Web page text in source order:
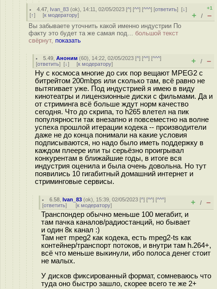
4.47 Ivan_83 (ok), 14:11, 02/05/2023 [^] [^^] [^^^] [ответить][↓]
[↑] [к модератору]
+1
+ / –
Вы забываете уточнить какой именно индустрии По
факту это будет та же самая под... большой текст
свёрнут, показать
5.49 ,Аноним (60), 14:22, 02/05/2023 [^] [^^] [^^^]
[ответить] [↓] [к модератору] + / –
Ну с космоса многие до сих пор вещают MPEG2 с
битрейтом 200mbps или сколько там, всё равно не
вытягивает уже. Под индустрией я имею в виду
кинотеатры и лицензионные диски с фильмами. Да и
от стриминга всё больше ждут норм качество
сегодня. Что до скрипа, то h265 влетел на пик
популярности так внезапно и повсеместно на волне
успеха прошлой итерации кодека -- производители
даже не до конца понимали на какие условия
подписываются, но надо было иметь поддержку в
каждом плеере или ты серьёзно проигрывал
конкурентам в ближайшие годы, в итоге вся
индустрия оценила и была очень довольна. Но тут
появились 10 гигабитный домашний интернет и
стриминговые сервисы.
6.58 ,Ivan_83 (ok), 15:39, 02/05/2023 [^] [^^] [^^^]
[ответить] [к модератору] + / –
Транспондер обычно меньше 100 мегабит, и
там пачка каналов/радиостанций, но бывает
и один 8к канал :)
Там нет mpeg2 как кодека, есть mpeg2-ts как
контейнер/транспорт потоков, и внутри там h.264+,
всё что меньше выкинули, ибо полоса денег стоит
не малых.
У дисков фиксированный формат, сомневаюсь что
туда оно быстро зашло, скорее всего те же 2+